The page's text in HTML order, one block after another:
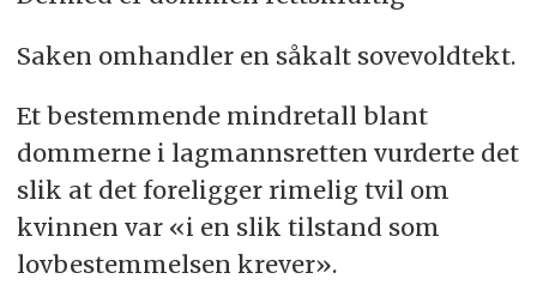
Saken omhandler en såkalt sovevoldtekt.
Et bestemmende mindretall blant
dommerne i lagmannsretten vurderte det
slik at det foreligger rimelig tvil om
kvinnen var «i en slik tilstand som
lovbestemmelsen krever».